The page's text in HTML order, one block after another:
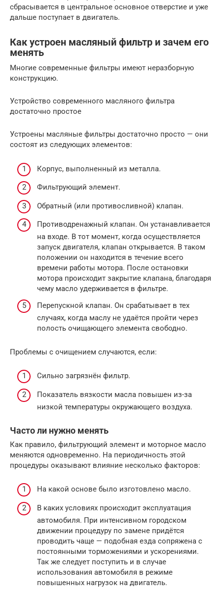
сбрасывается в центральное основное отверстие и уже
дальше поступает в двигатель.
Как устроен масляный фильтр и зачем его
менять
Многие современные фильтры имеют неразборную
конструкцию.
Устройство современного масляного фильтра
достаточно простое
Устроены масляные фильтры достаточно просто — они
состоят из следующих элементов:
Корпус, выполненный из металла.
Фильтрующий элемент.
Обратный (или противосливной) клапан.
Противодренажный клапан. Он устанавливается
на входе. В тот момент, когда осуществляется
запуск двигателя, клапан открывается. В таком
положении он находится в течение всего
времени работы мотора. После остановки
мотора происходит закрытие клапана, благодаря
чему масло удерживается в фильтре.
Перепускной клапан. Он срабатывает в тех
случаях, когда маслу не удаётся пройти через
полость очищающего элемента свободно.
Проблемы с очищением случаются, если:
Сильно загрязнён фильтр.
Показатель вязкости масла повышен из-за
низкой температуры окружающего воздуха.
Часто ли нужно менять
Как правило, фильтрующий элемент и моторное масло
меняются одновременно. На периодичность этой
процедуры оказывают влияние несколько факторов:
На какой основе было изготовлено масло.
В каких условиях происходит эксплуатация
автомобиля. При интенсивном городском
движении процедуру по замене придётся
проводить чаще — подобная езда сопряжена с
постоянными торможениями и ускорениями.
Так же следует поступить и в случае
использования автомобиля в режиме
повышенных нагрузок на двигатель.